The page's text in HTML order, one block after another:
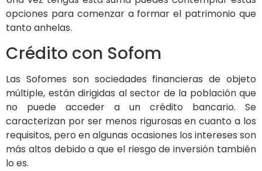
opciones para comenzar a formar el patrimonio que
tanto anhelas.
Crédito con Sofom
Las Sofomes son sociedades financieras de objeto
múltiple, están dirigidas al sector de la población que
no puede acceder a un crédito bancario. Se
caracterizan por ser menos rigurosas en cuanto a los
requisitos, pero en algunas ocasiones los intereses son
más altos debido a que el riesgo de inversión también
lo es.